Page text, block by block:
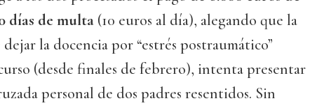
días de multa (10 euros al día), alegando que la
la docencia por “estrés postraumático”
(desde finales de febrero), intenta presentar
personal de dos padres resentidos. Sin